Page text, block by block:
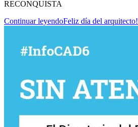
RECONQUISTA
Continuar leyendoFeliz día del arquitecto!